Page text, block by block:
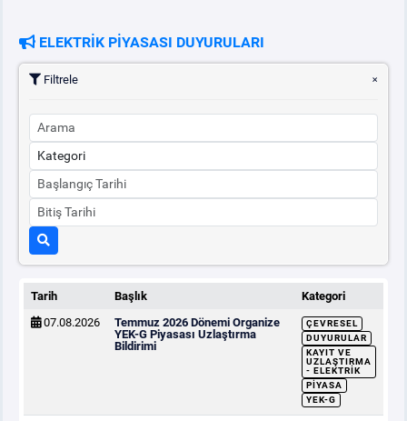
ELEKTRİK PİYASASI DUYURULARI
Filtrele
Tarih Başlık
Kategori
07.08.2026
Temmuz 2026 Dönemi Organize
YEK-G Piyasası Uzlaştırma
Bildirimi
ÇEVRESEL
DUYURULAR
KAYIT VE
UZLAŞTIRMA
- ELEKTRIK
PIYASA
YEK-G